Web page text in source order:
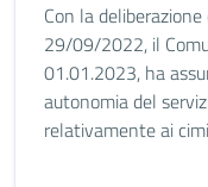
Con la
29/09/2022, il
01.01.2023, ha
autonomia del
relativamente ai